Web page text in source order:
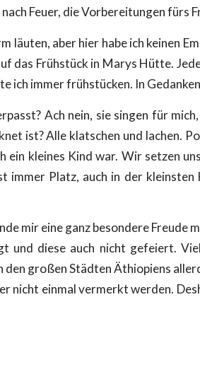
Feuer, die Vorbereitungen fürs
aber hier habe ich keinen
das Frühstück in Marys Hütte.
ich immer frühstücken. In
Ach nein, sie singen für
ist? Alle klatschen und lachen.
kleines Kind war. Wir setzen
immer Platz, auch in der
mir eine ganz besondere Freude
diese auch nicht gefeiert.
den großen Städten Äthiopiens
einmal vermerkt werden.